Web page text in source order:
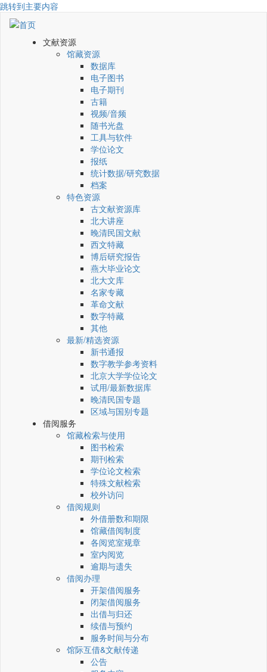
跳转到主要内容
文献资源
馆藏资源
数据库
电子图书
电子期刊
古籍
视频/音频
随书光盘
工具与软件
学位论文
报纸
统计数据/研究数据
档案
特色资源
古文献资源库
北大讲座
晚清民国文献
西文特藏
博后研究报告
燕大毕业论文
北大文库
名家专藏
革命文献
数字特藏
其他
最新/精选资源
新书通报
数字教学参考资料
北京大学学位论文
试用/最新数据库
晚清民国专题
区域与国别专题
借阅服务
馆藏检索与使用
图书检索
期刊检索
学位论文检索
特殊文献检索
校外访问
借阅规则
外借册数和期限
馆藏借阅制度
各阅览室规章
室内阅览
逾期与遗失
借阅办理
开架借阅服务
闭架借阅服务
出借与归还
续借与预约
服务时间与分布
馆际互借&文献传递
公告